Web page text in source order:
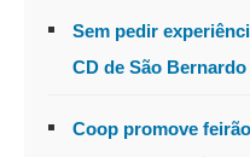
Sem pedir
CD de São Bernardo
Coop promove